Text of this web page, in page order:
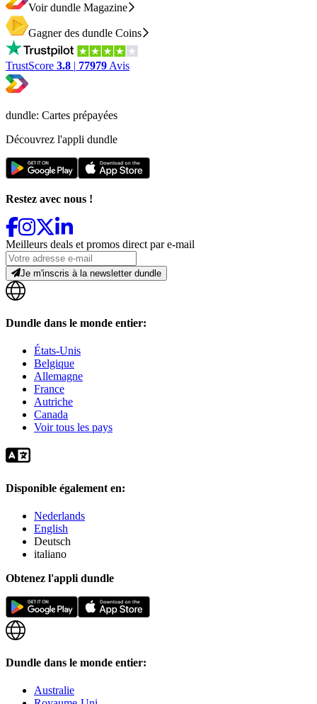
Voir dundle Magazine
Gagner des dundle Coins
TrustScore 3.8 | 77979 Avis
dundle: Cartes prépayées
Découvrez l'appli dundle
Restez avec nous !
Meilleurs deals et promos direct par e-mail
Je m'inscris à la newsletter dundle
Dundle dans le monde entier:
États-Unis
Belgique
Allemagne
France
Autriche
Canada
Voir tous les pays
Disponible également en:
Nederlands
English
Deutsch
italiano
Obtenez l'appli dundle
Dundle dans le monde entier:
Australie